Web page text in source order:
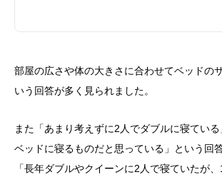
部屋の広さや体の大きさに合わせてベッドの
いう回答が多く見られました。
また「あまり考えずに2人でダブルに寝てい
ベッドに寝るものだと思っている」という回
「長年ダブルやクイーンに2人で寝ていたが